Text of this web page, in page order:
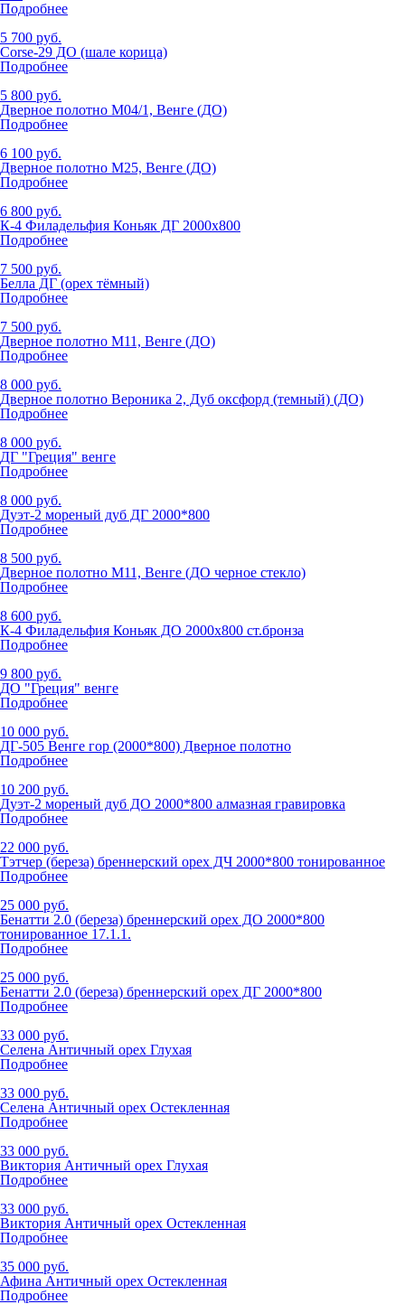
Подробнее
5 700 руб.
Corse-29 ДО (шале корица)
Подробнее
5 800 руб.
Дверное полотно М04/1, Венге (ДО)
Подробнее
6 100 руб.
Дверное полотно М25, Венге (ДО)
Подробнее
6 800 руб.
К-4 Филадельфия Коньяк ДГ 2000x800
Подробнее
7 500 руб.
Белла ДГ (орех тёмный)
Подробнее
7 500 руб.
Дверное полотно М11, Венге (ДО)
Подробнее
8 000 руб.
Дверное полотно Вероника 2, Дуб оксфорд (темный) (ДО)
Подробнее
8 000 руб.
ДГ "Греция" венге
Подробнее
8 000 руб.
Дуэт-2 мореный дуб ДГ 2000*800
Подробнее
8 500 руб.
Дверное полотно М11, Венге (ДО черное стекло)
Подробнее
8 600 руб.
К-4 Филадельфия Коньяк ДО 2000x800 ст.бронза
Подробнее
9 800 руб.
ДО "Греция" венге
Подробнее
10 000 руб.
ДГ-505 Венге гор (2000*800) Дверное полотно
Подробнее
10 200 руб.
Дуэт-2 мореный дуб ДО 2000*800 алмазная гравировка
Подробнее
22 000 руб.
Тэтчер (береза) бреннерский орех ДЧ 2000*800 тонированное
Подробнее
25 000 руб.
Бенатти 2.0 (береза) бреннерский орех ДО 2000*800
тонированное 17.1.1.
Подробнее
25 000 руб.
Бенатти 2.0 (береза) бреннерский орех ДГ 2000*800
Подробнее
33 000 руб.
Селена Античный орех Глухая
Подробнее
33 000 руб.
Селена Античный орех Остекленная
Подробнее
33 000 руб.
Виктория Античный орех Глухая
Подробнее
33 000 руб.
Виктория Античный орех Остекленная
Подробнее
35 000 руб.
Афина Античный орех Остекленная
Подробнее